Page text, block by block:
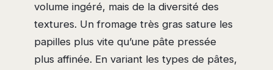
volume ingéré, mais de la diversité des
textures. Un fromage très gras sature les
papilles plus vite qu’une pâte pressée
plus affinée. En variant les types de pâtes,